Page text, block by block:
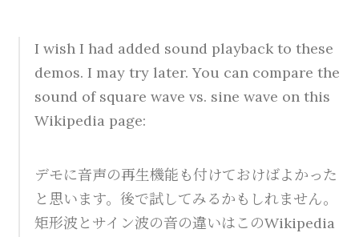
I wish I had added sound playback to these
demos. I may try later. You can compare the
sound of square wave vs. sine wave on this
Wikipedia page:
デモに音声の再生機能も付けておけばよかった
と思います。後で試してみるかもしれません。
矩形波とサイン波の音の違いはこのWikipedia